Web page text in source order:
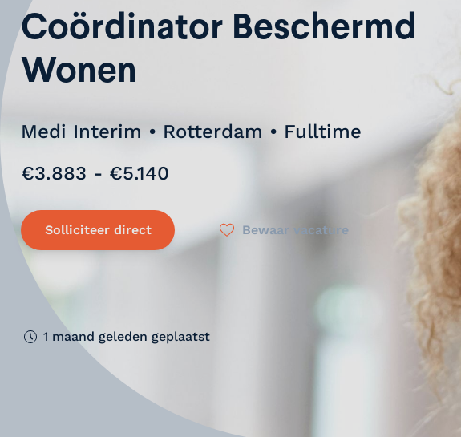
Coördinator Beschermd
Wonen
Medi Interim • Rotterdam • Fulltime
€3.883 - €5.140
Solliciteer direct Bewaar vacature
1 maand geleden geplaatst